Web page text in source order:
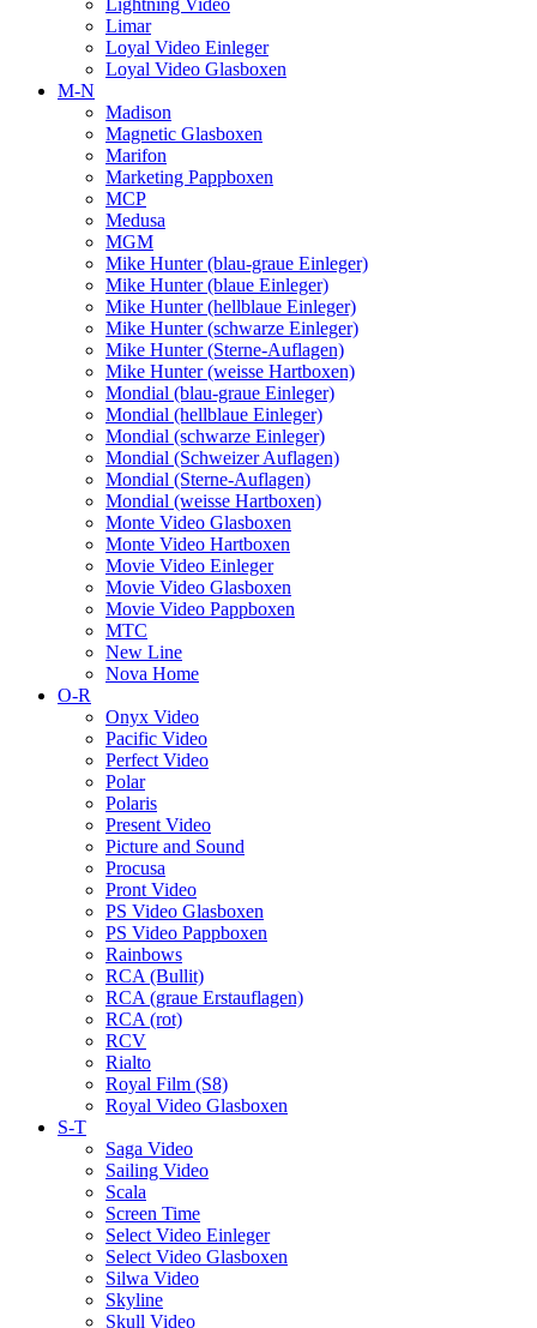
Lightning Video
Limar
Loyal Video Einleger
Loyal Video Glasboxen
M-N
Madison
Magnetic Glasboxen
Marifon
Marketing Pappboxen
MCP
Medusa
MGM
Mike Hunter (blau-graue Einleger)
Mike Hunter (blaue Einleger)
Mike Hunter (hellblaue Einleger)
Mike Hunter (schwarze Einleger)
Mike Hunter (Sterne-Auflagen)
Mike Hunter (weisse Hartboxen)
Mondial (blau-graue Einleger)
Mondial (hellblaue Einleger)
Mondial (schwarze Einleger)
Mondial (Schweizer Auflagen)
Mondial (Sterne-Auflagen)
Mondial (weisse Hartboxen)
Monte Video Glasboxen
Monte Video Hartboxen
Movie Video Einleger
Movie Video Glasboxen
Movie Video Pappboxen
MTC
New Line
Nova Home
O-R
Onyx Video
Pacific Video
Perfect Video
Polar
Polaris
Present Video
Picture and Sound
Procusa
Pront Video
PS Video Glasboxen
PS Video Pappboxen
Rainbows
RCA (Bullit)
RCA (graue Erstauflagen)
RCA (rot)
RCV
Rialto
Royal Film (S8)
Royal Video Glasboxen
S-T
Saga Video
Sailing Video
Scala
Screen Time
Select Video Einleger
Select Video Glasboxen
Silwa Video
Skyline
Skull Video